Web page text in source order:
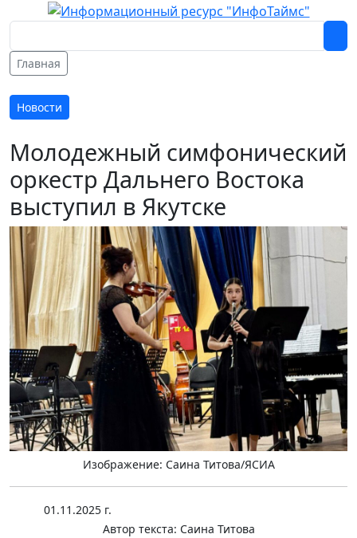
Главная
Новости
Молодежный симфонический
оркестр Дальнего Востока
выступил в Якутске
Изображение: Саина Титова/ЯСИА
01.11.2025 г.
Автор текста: Саина Титова